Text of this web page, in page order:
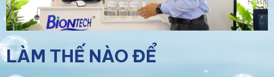
LÀM THẾ NÀO ĐỂ